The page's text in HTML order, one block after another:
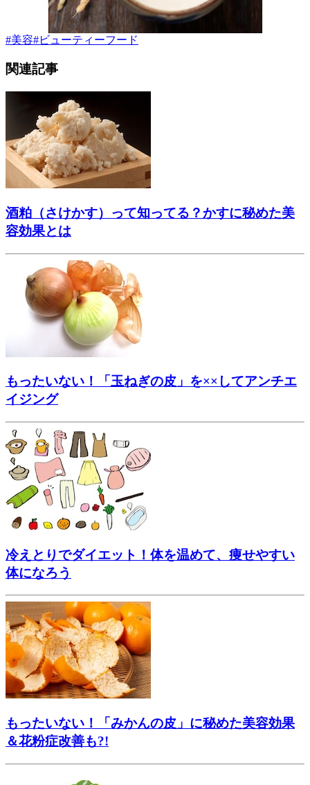
#美容#ビューティーフード
関連記事
酒粕（さけかす）って知ってる？かすに秘めた美
容効果とは
もったいない！「玉ねぎの皮」を××してアンチエ
イジング
冷えとりでダイエット！体を温めて、痩せやすい
体になろう
もったいない！「みかんの皮」に秘めた美容効果
＆花粉症改善も?!